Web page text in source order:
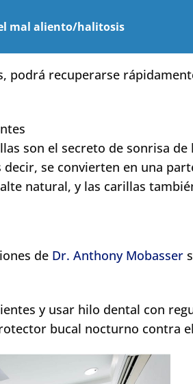
mal aliento/halitosis
podrá recuperarse
son el secreto de sonrisa
se convierten en una
natural, y las carillas
de Dr. Anthony Mobasser
y usar hilo dental con
bucal nocturno contra